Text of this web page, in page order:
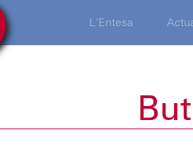
L’Entesa